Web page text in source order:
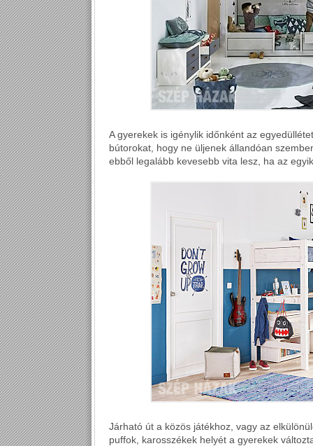
A gyerekek is igénylik időnként az
bútorokat, hogy ne üljenek állandóan
ebből legalább kevesebb vita lesz, ha az
Járható út a közös játékhoz, vagy az
puffok, karosszékek helyét a gyerekek